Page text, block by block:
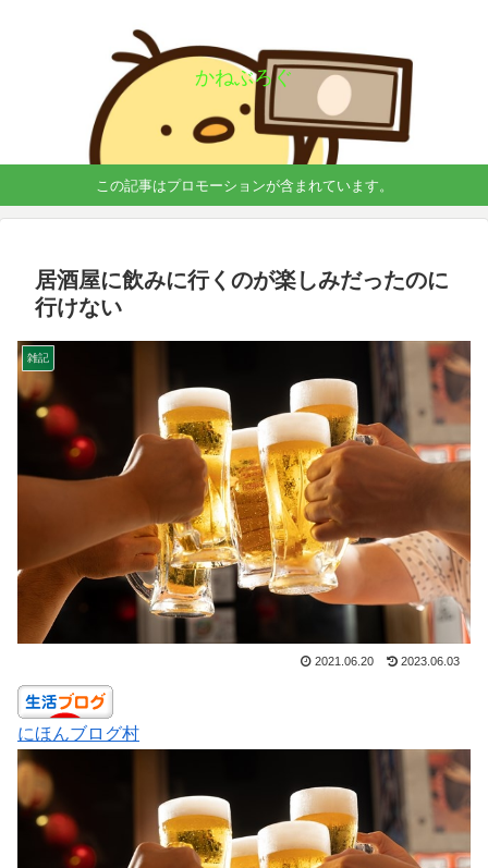
かねぶろぐ
この記事はプロモーションが含まれています。
居酒屋に飲みに行くのが楽しみだったのに
行けない
雑記
2021.06.20 2023.06.03
にほんブログ村